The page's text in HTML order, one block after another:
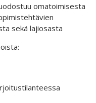
omatoimisesta
sekä lajiosasta